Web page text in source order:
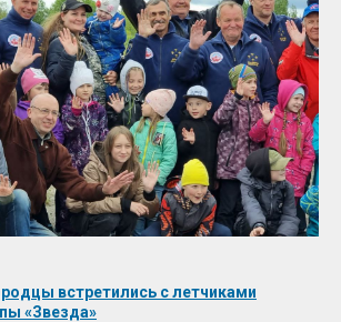
встретились с летчиками
«Звезда»